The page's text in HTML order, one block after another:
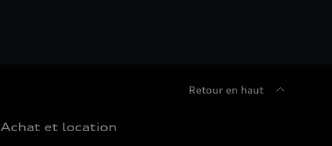
Retour en haut
Achat et location